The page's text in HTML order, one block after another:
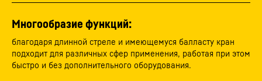
Многообразие функций:
благодаря длинной стреле и имеющемуся балласту кран
подходит для различных сфер применения, работая при этом
быстро и без дополнительного оборудования.